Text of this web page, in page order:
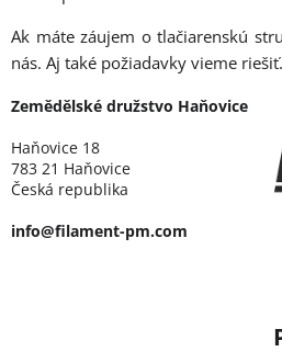
Ak máte záujem o tlačiarenskú
nás. Aj také požiadavky vieme riešiť.
Zemědělské družstvo Haňovice
Haňovice 18
783 21 Haňovice
Česká republika
info@filament-pm.com